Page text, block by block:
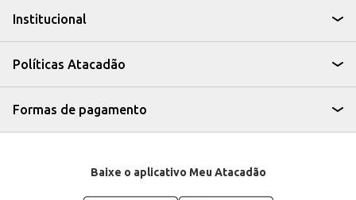
Institucional
Políticas Atacadão
Formas de pagamento
Baixe o aplicativo Meu Atacadão